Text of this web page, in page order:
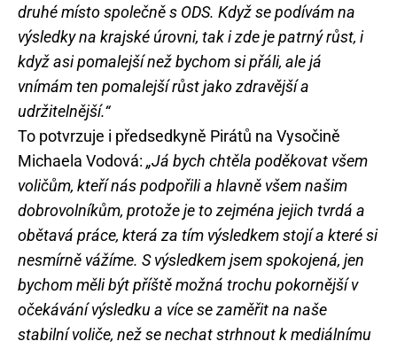
druhé místo společně s ODS. Když se podívám na
výsledky na krajské úrovni, tak i zde je patrný růst, i
když asi pomalejší než bychom si přáli, ale já
vnímám ten pomalejší růst jako zdravější a
udržitelnější.“
To potvrzuje i předsedkyně Pirátů na Vysočině
Michaela Vodová: „Já bych chtěla poděkovat všem
voličům, kteří nás podpořili a hlavně všem našim
dobrovolníkům, protože je to zejména jejich tvrdá a
obětavá práce, která za tím výsledkem stojí a které si
nesmírně vážíme. S výsledkem jsem spokojená, jen
bychom měli být příště možná trochu pokornější v
očekávání výsledku a více se zaměřit na naše
stabilní voliče, než se nechat strhnout k mediálnímu